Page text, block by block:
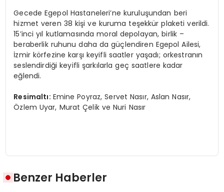
Gecede Egepol Hastaneleri’ne kuruluşundan beri
hizmet veren 38 kişi ve kuruma teşekkür plaketi verildi.
15’inci yıl kutlamasında moral depolayan, birlik –
beraberlik ruhunu daha da güçlendiren Egepol Ailesi,
İzmir körfezine karşı keyifli saatler yaşadı; orkestranın
seslendirdiği keyifli şarkılarla geç saatlere kadar
eğlendi.
Resimaltı: Emine Poyraz, Servet Nasır, Aslan Nasır,
Özlem Uyar, Murat Çelik ve Nuri Nasır
Benzer Haberler